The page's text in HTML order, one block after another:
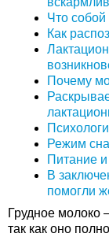
Что собой
Как
Почему
Режим
Питание
В
помогли
Грудное молоко
так как оно